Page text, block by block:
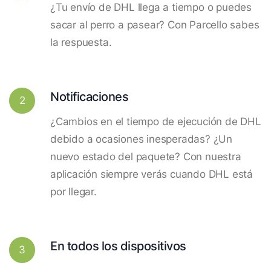
¿Tu envío de DHL llega a tiempo o puedes
sacar al perro a pasear? Con Parcello sabes
la respuesta.
2 Notificaciones
¿Cambios en el tiempo de ejecución de DHL
debido a ocasiones inesperadas? ¿Un
nuevo estado del paquete? Con nuestra
aplicación siempre verás cuando DHL está
por llegar.
3 En todos los dispositivos